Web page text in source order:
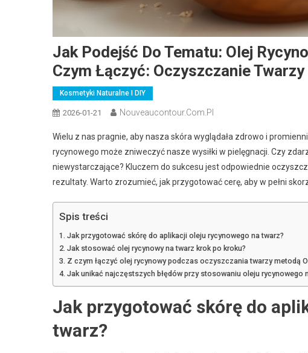
Jak Podejść Do Tematu: Olej
Czym Łączyć: Oczyszczanie
Kosmetyki Naturalne I DIY
2026-01-21 Nouveaucontour.com.pl
Wielu z nas pragnie, aby nasza skóra wyglądała zdrowo i
rycynowego może zniweczyć nasze wysiłki w pielęgnacji. Czy
niewystarczające? Kluczem do sukcesu jest odpowiednie
rezultaty. Warto zrozumieć, jak przygotować cerę, aby w pełni
Spis treści
Jak przygotować skórę do aplikacji oleju rycynowego na twarz?
Jak stosować olej rycynowy na twarz krok po kroku?
Z czym łączyć olej rycynowy podczas oczyszczania twarzy metodą
Jak unikać najczęstszych błędów przy stosowaniu oleju rycynowego
Jak przygotować skórę do
twarz?